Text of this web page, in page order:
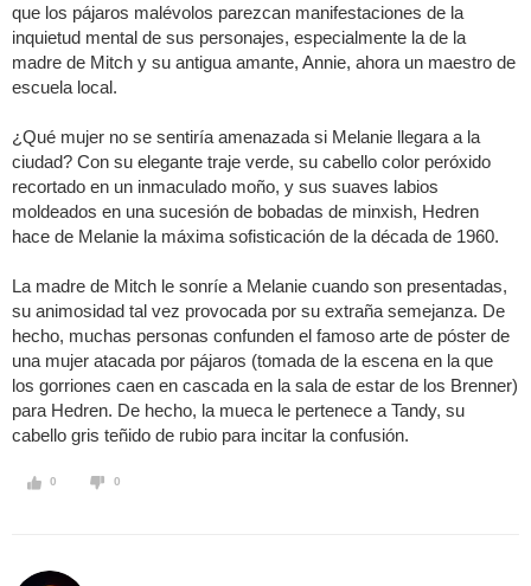
que los pájaros malévolos parezcan manifestaciones de la
inquietud mental de sus personajes, especialmente la de la
madre de Mitch y su antigua amante, Annie, ahora un maestro de
escuela local.
¿Qué mujer no se sentiría amenazada si Melanie llegara a la
ciudad? Con su elegante traje verde, su cabello color peróxido
recortado en un inmaculado moño, y sus suaves labios
moldeados en una sucesión de bobadas de minxish, Hedren
hace de Melanie la máxima sofisticación de la década de 1960.
La madre de Mitch le sonríe a Melanie cuando son presentadas,
su animosidad tal vez provocada por su extraña semejanza. De
hecho, muchas personas confunden el famoso arte de póster de
una mujer atacada por pájaros (tomada de la escena en la que
los gorriones caen en cascada en la sala de estar de los Brenner)
para Hedren. De hecho, la mueca le pertenece a Tandy, su
cabello gris teñido de rubio para incitar la confusión.
0 0